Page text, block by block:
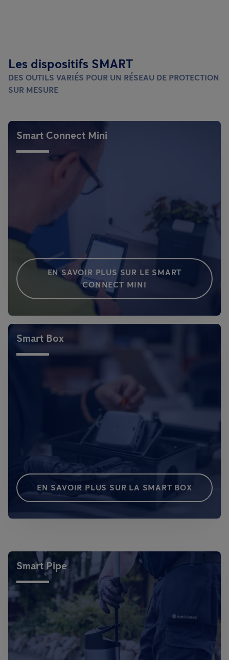
Les dispositifs SMART
DES OUTILS VARIÉS POUR UN RÉSEAU DE PROTECTION
SUR MESURE
Smart Connect Mini
EN SAVOIR PLUS SUR LE SMART
CONNECT MINI
Smart Box
EN SAVOIR PLUS SUR LA SMART BOX
Smart Pipe